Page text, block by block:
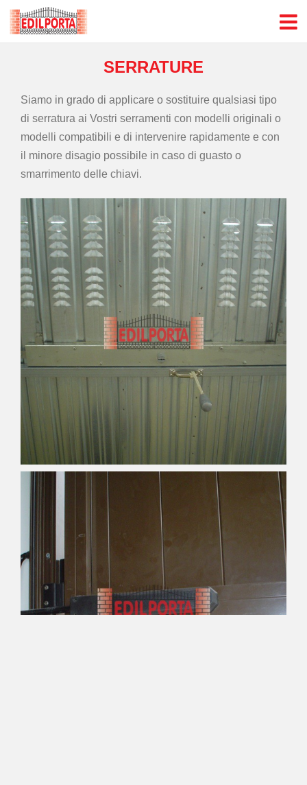
SERRATURE
Siamo in grado di applicare o sostituire qualsiasi tipo
di serratura ai Vostri serramenti con modelli originali o
modelli compatibili e di intervenire rapidamente e con
il minore disagio possibile in caso di guasto o
smarrimento delle chiavi.